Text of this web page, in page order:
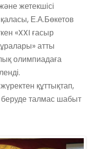
жетекшісі
Е.А.Бөкетов
«XXI ғасыр
атты
олимпиадаға
құттықтап,
беруде талмас шабыт